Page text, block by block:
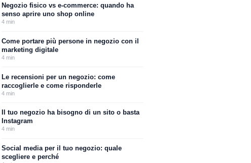
Negozio fisico vs e-commerce: quando ha
senso aprire uno shop online
4 min
Come portare più persone in negozio con il
marketing digitale
4 min
Le recensioni per un negozio: come
raccoglierle e come risponderle
4 min
Il tuo negozio ha bisogno di un sito o basta
Instagram
4 min
Social media per il tuo negozio: quale
scegliere e perché